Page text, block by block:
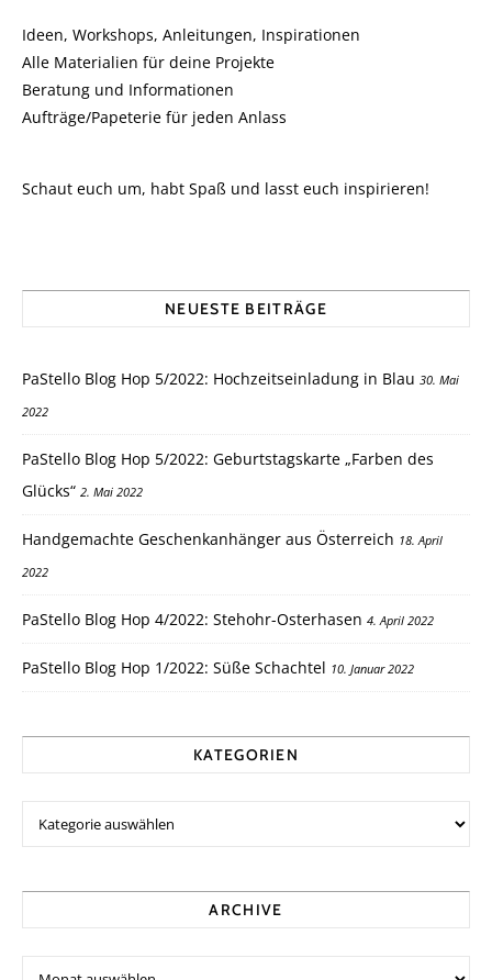
Ideen, Workshops, Anleitungen, Inspirationen
Alle Materialien für deine Projekte
Beratung und Informationen
Aufträge/Papeterie für jeden Anlass
Schaut euch um, habt Spaß und lasst euch inspirieren!
NEUESTE BEITRÄGE
PaStello Blog Hop 5/2022: Hochzeitseinladung in Blau 30. Mai
2022
PaStello Blog Hop 5/2022: Geburtstagskarte „Farben des
Glücks“ 2. Mai 2022
Handgemachte Geschenkanhänger aus Österreich 18. April
2022
PaStello Blog Hop 4/2022: Stehohr-Osterhasen 4. April 2022
PaStello Blog Hop 1/2022: Süße Schachtel 10. Januar 2022
KATEGORIEN
ARCHIVE